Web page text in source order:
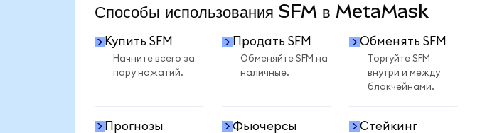
Способы использования SFM в MetaMask
Купить SFM
Начните всего за
пару нажатий.
Продать SFM
Обменяйте SFM на
наличные.
Обменять SFM
Торгуйте SFM
внутри и между
блокчейнами.
Прогнозы Фьючерсы Стейкинг